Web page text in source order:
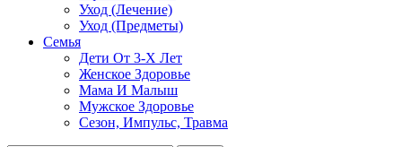
Уход (Лечение)
Уход (Предметы)
Семья
Дети От 3-Х Лет
Женское Здоровье
Мама И Малыш
Мужское Здоровье
Сезон, Импульс, Травма